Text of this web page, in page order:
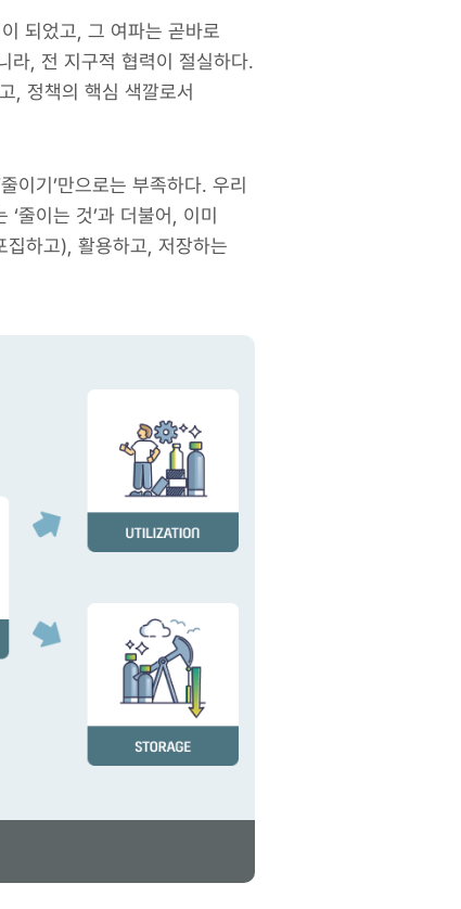
되었고, 그 여파는 곧바로
라, 전 지구적 협력이 절실하다.
, 정책의 핵심 색깔로서
이기’만으로는 부족하다. 우리
줄이는 것’과 더불어, 이미
하고), 활용하고, 저장하는